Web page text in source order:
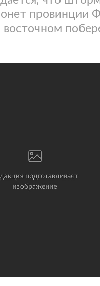
провинции
восточном